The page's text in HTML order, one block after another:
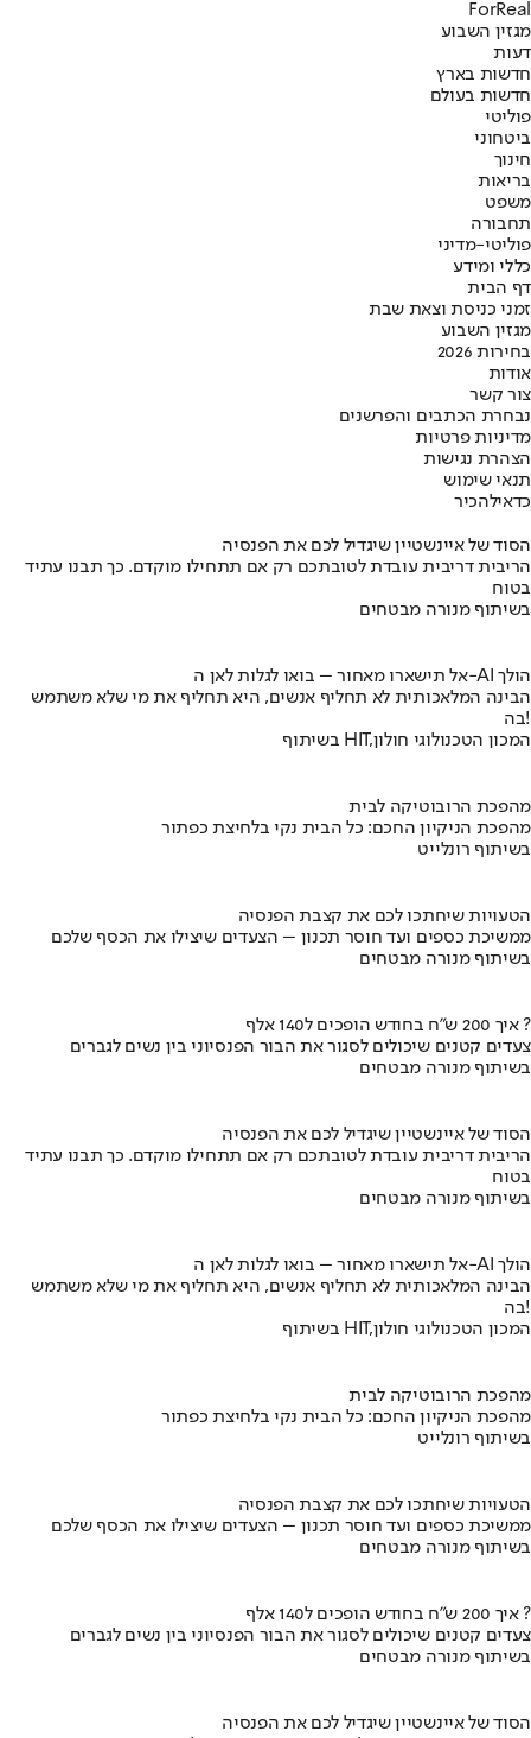
ForReal
מגזין השבוע
דעות
חדשות בארץ
חדשות בעולם
פוליטי
ביטחוני
חינוך
בריאות
משפט
תחבורה
פוליטי-מדיני
כללי ומידע
דף הבית
זמני כניסת וצאת שבת
מגזין השבוע
בחירות 2026
אודות
צור קשר
נבחרת הכתבים והפרשנים
מדיניות פרטיות
הצהרת נגישות
תנאי שימוש
כדאילהכיר
הסוד של איינשטיין שיגדיל לכם את הפנסיה
הריבית דריבית עובדת לטובתכם רק אם תתחילו מוקדם. כך תבנו עתיד
בטוח
בשיתוף מנורה מבטחים
אל תישארו מאחור – בואו לגלות לאן ה-AI הולך
הבינה המלאכותית לא תחליף אנשים, היא תחליף את מי שלא משתמש
בה!
בשיתוף HIT,המכון הטכנולוגי חולון
מהפכת הרובוטיקה לבית
מהפכת הניקיון החכם: כל הבית נקי בלחיצת כפתור
בשיתוף רונלייט
הטעויות שיחתכו לכם את קצבת הפנסיה
ממשיכת כספים ועד חוסר תכנון – הצעדים שיצילו את הכסף שלכם
בשיתוף מנורה מבטחים
איך 200 ש"ח בחודש הופכים ל140 אלף ?
צעדים קטנים שיכולים לסגור את הבור הפנסיוני בין נשים לגברים
בשיתוף מנורה מבטחים
הסוד של איינשטיין שיגדיל לכם את הפנסיה
הריבית דריבית עובדת לטובתכם רק אם תתחילו מוקדם. כך תבנו עתיד
בטוח
בשיתוף מנורה מבטחים
אל תישארו מאחור – בואו לגלות לאן ה-AI הולך
הבינה המלאכותית לא תחליף אנשים, היא תחליף את מי שלא משתמש
בה!
בשיתוף HIT,המכון הטכנולוגי חולון
מהפכת הרובוטיקה לבית
מהפכת הניקיון החכם: כל הבית נקי בלחיצת כפתור
בשיתוף רונלייט
הטעויות שיחתכו לכם את קצבת הפנסיה
ממשיכת כספים ועד חוסר תכנון – הצעדים שיצילו את הכסף שלכם
בשיתוף מנורה מבטחים
איך 200 ש"ח בחודש הופכים ל140 אלף ?
צעדים קטנים שיכולים לסגור את הבור הפנסיוני בין נשים לגברים
בשיתוף מנורה מבטחים
הסוד של איינשטיין שיגדיל לכם את הפנסיה